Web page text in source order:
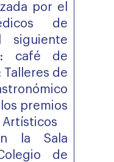
por el
de
siguiente
café de
de
premios
la Sala
de